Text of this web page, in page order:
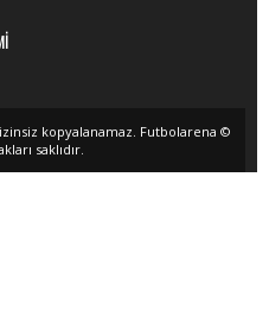
kopyalanamaz. Futbolarena ©
saklıdır.